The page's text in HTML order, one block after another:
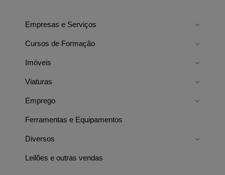
Empresas e Serviços
Cursos de Formação
Imóveis
Viaturas
Emprego
Ferramentas e Equipamentos
Diversos
Leilões e outras vendas